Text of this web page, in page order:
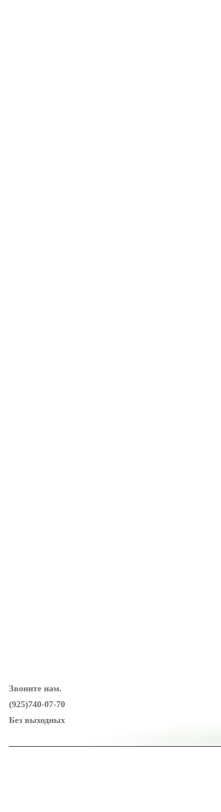
Звоните нам.
(925)740-07-70
Без выходных